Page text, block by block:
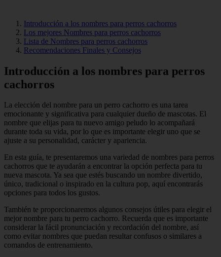
Introducción a los nombres para perros cachorros
Los mejores Nombres para perros cachorros
Lista de Nombres para perros cachorros
Recomendaciones Finales y Consejos
Introducción a los nombres para perros
cachorros
La elección del nombre para un perro cachorro es una tarea
emocionante y significativa para cualquier dueño de mascotas. El
nombre que elijas para tu nuevo amigo peludo lo acompañará
durante toda su vida, por lo que es importante elegir uno que se
ajuste a su personalidad, carácter y apariencia.
En esta guía, te presentaremos una variedad de nombres para perros
cachorros que te ayudarán a encontrar la opción perfecta para tu
nueva mascota. Ya sea que estés buscando un nombre divertido,
único, tradicional o inspirado en la cultura pop, aquí encontrarás
opciones para todos los gustos.
También te proporcionaremos algunos consejos útiles para elegir el
mejor nombre para tu perro cachorro. Recuerda que es importante
considerar la fácil pronunciación y recordación del nombre, así
como evitar nombres que puedan resultar confusos o similares a
comandos de entrenamiento.